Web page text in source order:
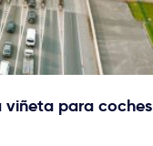
viñeta para coches